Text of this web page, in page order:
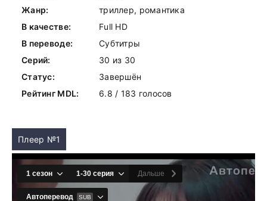
Жанр:
триллер, романтика
В качестве:
Full HD
В переводе:
Субтитры
Серий:
30 из 30
Статус:
Завершён
Рейтинг MDL:
6.8 / 183 голосов
Плеер №1